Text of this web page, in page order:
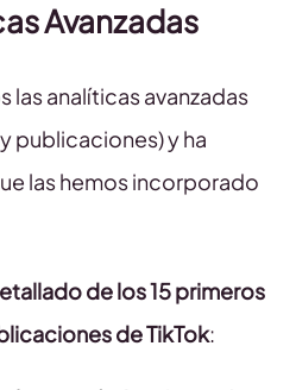
Avanzadas
las analíticas avanzadas
publicaciones) y ha
las hemos incorporado
de los 15 primeros
de TikTok: